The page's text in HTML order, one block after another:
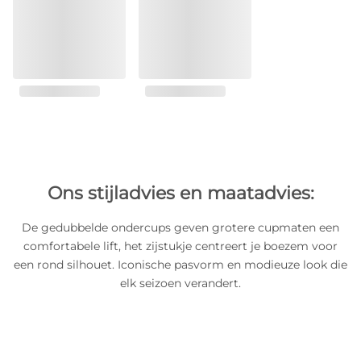
Ons stijladvies en maatadvies:
De gedubbelde ondercups geven grotere cupmaten een
comfortabele lift, het zijstukje centreert je boezem voor
een rond silhouet. Iconische pasvorm en modieuze look die
elk seizoen verandert.